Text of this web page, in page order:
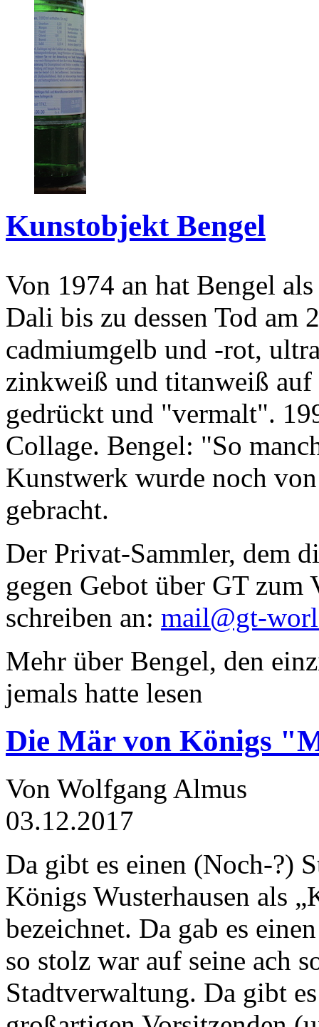
Kunstobjekt Bengel
Von 1974 an hat Bengel
Dali bis zu dessen Tod am
cadmiumgelb und -rot,
zinkweiß und titanweiß
gedrückt und "vermalt".
Collage. Bengel: "So
Kunstwerk wurde noch
gebracht.
Der Privat-Sammler, dem
gegen Gebot über GT zum
schreiben an: mail@gt-
Mehr über Bengel, den
jemals hatte lesen
Die Mär von Königs
Von Wolfgang Almus
03.12.2017
Da gibt es einen (Noch-?)
Königs Wusterhausen als
bezeichnet. Da gab es
so stolz war auf seine ach
Stadtverwaltung. Da gibt